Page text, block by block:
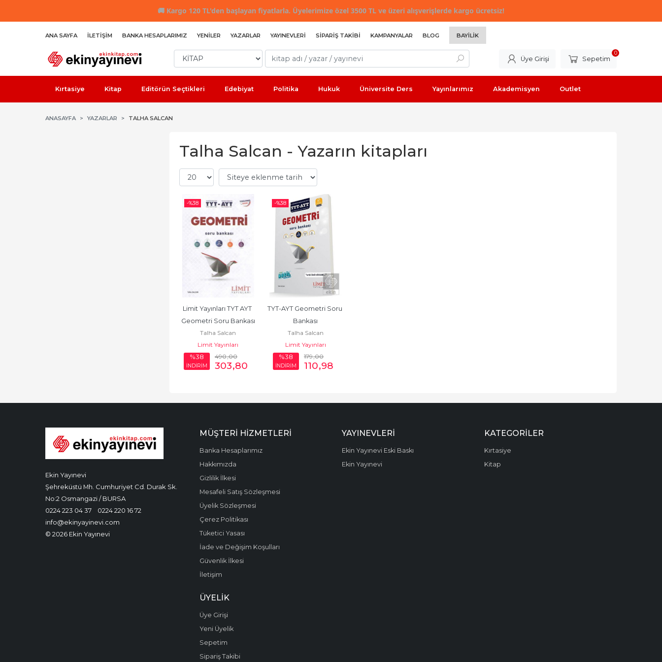
🚚 Kargo 120 TL'den başlayan fiyatlarla. Üyelerimize özel 3500 TL ve üzeri alışverişlerde kargo ücretsiz!
ANA SAYFA İLETIŞIM BANKA HESAPLARIMIZ YENILER YAZARLAR YAYINEVLERI SIPARIŞ TAKIBI KAMPANYALAR BLOG BAYILIK
Üye Girişi Sepetim
0
Kırtasiye Kitap Editörün Seçtikleri Edebiyat Politika Hukuk Üniversite Ders Yayınlarımız Akademisyen Outlet
ANASAYFA YAZARLAR TALHA SALCAN
Talha Salcan - Yazarın kitapları
-%38
Limit Yayınları TYT AYT
Geometri Soru Bankası
Talha Salcan
Limit Yayınları
%38
İNDİRİM
490,00
303,80
-%38
TYT-AYT Geometri Soru
Bankası
Talha Salcan
Limit Yayınları
%38
İNDİRİM
179,00
110,98
Ekin Yayınevi
Şehreküstü Mh. Cumhuriyet Cd. Durak Sk.
No:2 Osmangazi / BURSA
0224 223 04 37
0224 220 16 72
info@ekinyayinevi.com
© 2026 Ekin Yayınevi
MÜŞTERI HIZMETLERI
Banka Hesaplarımız
Hakkımızda
Gizlilik İlkesi
Mesafeli Satış Sözleşmesi
Üyelik Sözleşmesi
Çerez Politikası
Tüketici Yasası
İade ve Değişim Koşulları
Güvenlik İlkesi
İletişim
YAYINEVLERI
Ekin Yayınevi Eski Baskı
Ekin Yayınevi
KATEGORILER
Kırtasiye
Kitap
ÜYELIK
Üye Girişi
Yeni Üyelik
Sepetim
Sipariş Takibi